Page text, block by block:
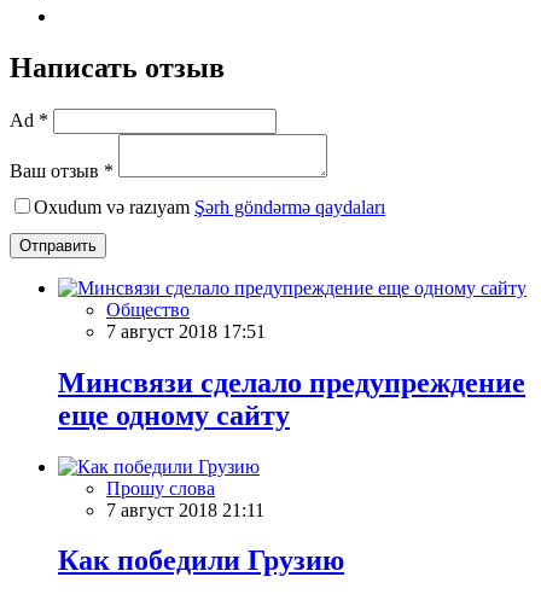
Написать отзыв
Ad *
Ваш отзыв *
Oxudum və razıyam Şərh göndərmə qaydaları
Отправить
Общество
7 август 2018 17:51
Минсвязи сделало предупреждение
еще одному сайту
Прошу слова
7 август 2018 21:11
Как победили Грузию